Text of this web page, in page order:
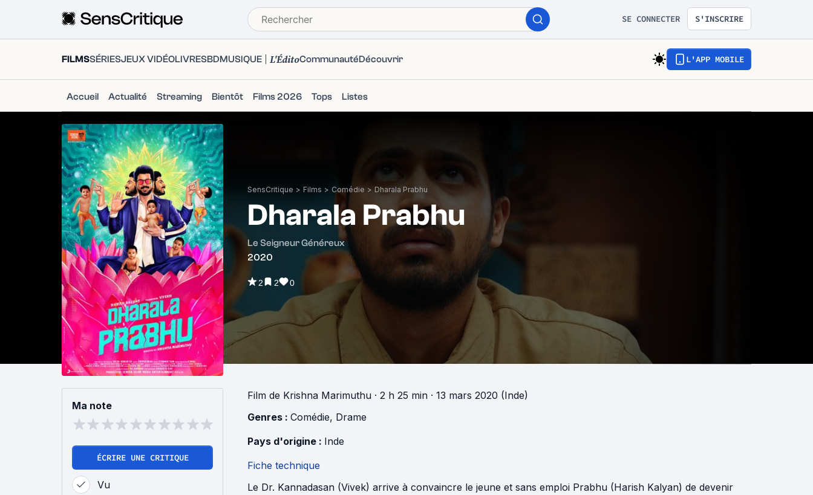
SE CONNECTER S'INSCRIRE
FILMSSÉRIESJEUX VIDÉOLIVRESBDMUSIQUE L'ÉditoCommunautéDécouvrir L'APP MOBILE
Accueil Actualité Streaming Bientôt Films 2026 Tops Listes
SensCritique > Films > Comédie > Dharala Prabhu
Dharala Prabhu
Le Seigneur Généreux
2020
2 2 0
Ma note
ÉCRIRE UNE CRITIQUE
Vu
Film de Krishna Marimuthu · 2 h 25 min · 13 mars 2020 (Inde)
Genres : Comédie, Drame
Pays d'origine : Inde
Fiche technique
Le Dr. Kannadasan (Vivek) arrive à convaincre le jeune et sans emploi Prabhu (Harish Kalyan) de devenir